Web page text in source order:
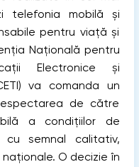
telefonia mobilă și
pentru viață și
Națională pentru
Electronice şi
va comanda un
de către
a condițiilor de
semnal calitativ,
naționale. O decizie în